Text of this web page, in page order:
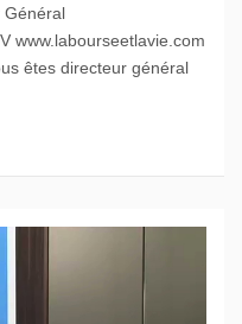
Général
www.labourseetlavie.com
êtes directeur général